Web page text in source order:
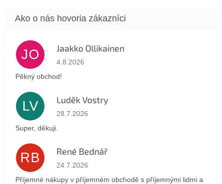
JO Jaakko Ollikainen
Hodnotenie obchodu je 5 z 5 hviezdičiek.
4.8.2026
Pěkný obchod!
LV Luděk Vostry
Hodnotenie obchodu je 5 z 5 hviezdičiek.
28.7.2026
Super, děkuji.
RB René Bednář
Hodnotenie obchodu je 5 z 5 hviezdičiek.
24.7.2026
Příjemné nákupy v příjemném obchodě s příjemnými lidmi a